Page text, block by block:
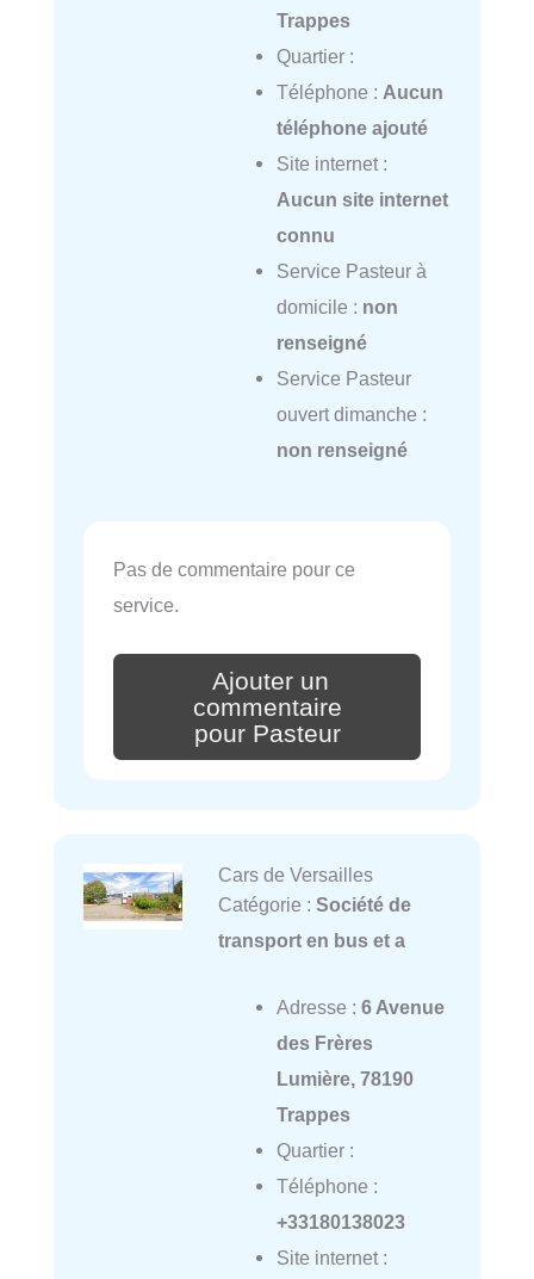
Trappes
Quartier :
Téléphone : Aucun
téléphone ajouté
Site internet :
Aucun site internet
connu
Service Pasteur à
domicile : non
renseigné
Service Pasteur
ouvert dimanche :
non renseigné
Pas de commentaire pour ce
service.
Ajouter un
commentaire
pour Pasteur
Cars de Versailles
Catégorie : Société de
transport en bus et a
Adresse : 6 Avenue
des Frères
Lumière, 78190
Trappes
Quartier :
Téléphone :
+33180138023
Site internet :